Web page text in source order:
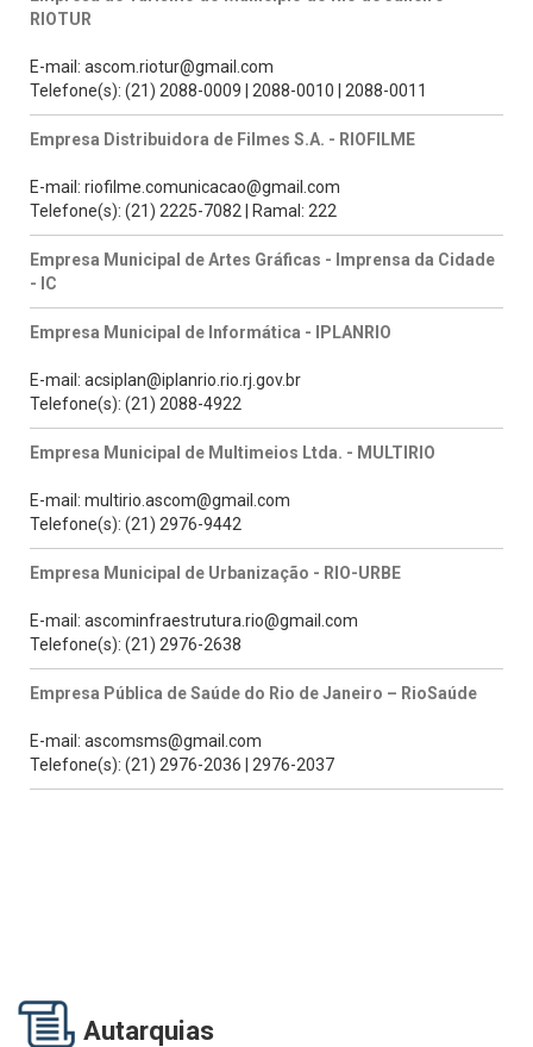
RIOTUR
E-mail: ascom.riotur@gmail.com
Telefone(s): (21) 2088-0009 | 2088-0010 | 2088-0011
Empresa Distribuidora de Filmes S.A. - RIOFILME
E-mail: riofilme.comunicacao@gmail.com
Telefone(s): (21) 2225-7082 | Ramal: 222
Empresa Municipal de Artes Gráficas - Imprensa da Cidade
- IC
Empresa Municipal de Informática - IPLANRIO
E-mail: acsiplan@iplanrio.rio.rj.gov.br
Telefone(s): (21) 2088-4922
Empresa Municipal de Multimeios Ltda. - MULTIRIO
E-mail: multirio.ascom@gmail.com
Telefone(s): (21) 2976-9442
Empresa Municipal de Urbanização - RIO-URBE
E-mail: ascominfraestrutura.rio@gmail.com
Telefone(s): (21) 2976-2638
Empresa Pública de Saúde do Rio de Janeiro – RioSaúde
E-mail: ascomsms@gmail.com
Telefone(s): (21) 2976-2036 | 2976-2037
Autarquias